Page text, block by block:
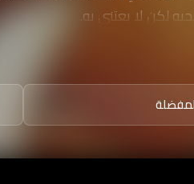
لكن لا يعتنى به.